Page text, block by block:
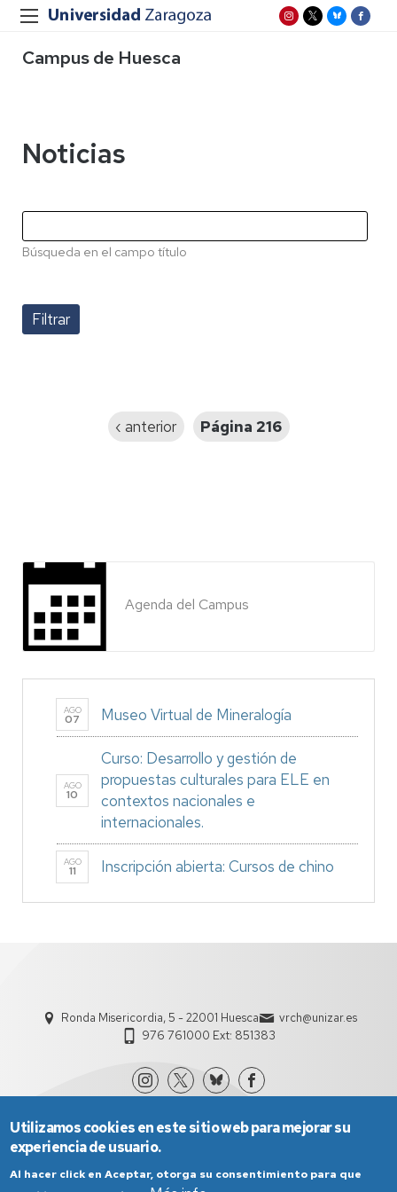
Campus de Huesca
Noticias
Búsqueda en el campo título
Página
‹ anterior Página 216
Agenda del Campus
AGO
07 Museo Virtual de Mineralogía
AGO
10
Curso: Desarrollo y gestión de
propuestas culturales para ELE en
contextos nacionales e
internacionales.
AGO
11 Inscripción abierta: Cursos de chino
Ronda Misericordia, 5 - 22001 Huesca
vrch@unizar.es
976 761000 Ext: 851383
Utilizamos cookies en este sitio web para mejorar su
experiencia de usuario.
Al hacer click en Aceptar, otorga su consentimiento para que